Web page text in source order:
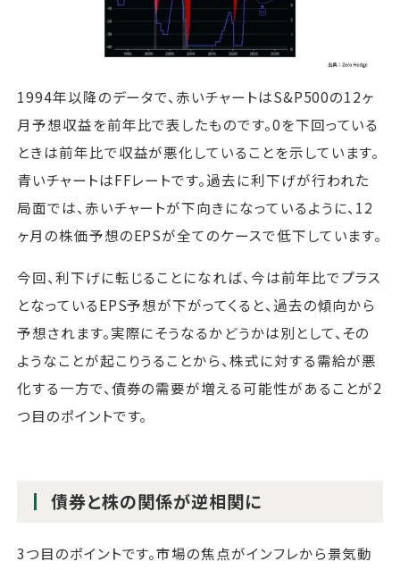
1994年以降のデータで、赤いチャートはS&P500の12ヶ
月予想収益を前年比で表したものです。0を下回っている
ときは前年比で収益が悪化していることを示しています。
青いチャートはFFレートです。過去に利下げが行われた
局面では、赤いチャートが下向きになっているように、12
ヶ月の株価予想のEPSが全てのケースで低下しています。
今回、利下げに転じることになれば、今は前年比でプラス
となっているEPS予想が下がってくると、過去の傾向から
予想されます。実際にそうなるかどうかは別として、その
ようなことが起こりうることから、株式に対する需給が悪
化する一方で、債券の需要が増える可能性があることが2
つ目のポイントです。
債券と株の関係が逆相関に
3つ目のポイントです。市場の焦点がインフレから景気動